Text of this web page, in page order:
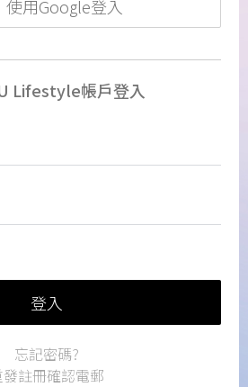
使用Google登入
Lifestyle帳戶登入
登入
忘記密碼?
註冊確認電郵